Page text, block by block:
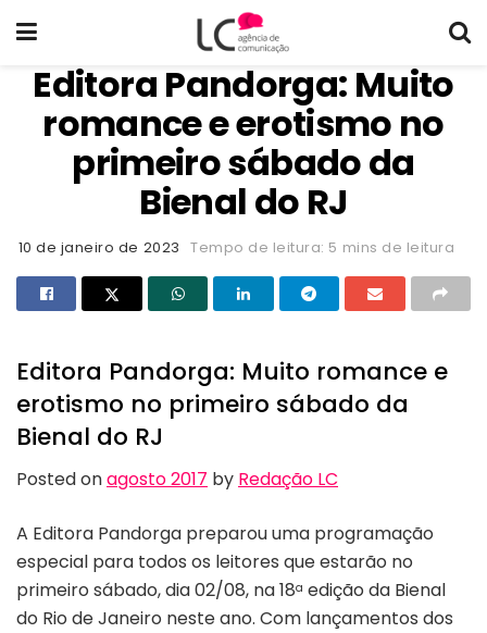
Editora Pandorga: Muito
romance e erotismo no
primeiro sábado da
Bienal do RJ
10 de janeiro de 2023 Tempo de leitura: 5 mins de leitura
Editora Pandorga: Muito romance e
erotismo no primeiro sábado da
Bienal do RJ
Posted onagosto 2017 by Redação LC
A Editora Pandorga preparou uma programação
especial para todos os leitores que estarão no
primeiro sábado, dia 02/08, na 18a edição da Bienal
do Rio de Janeiro neste ano. Com lançamentos dos